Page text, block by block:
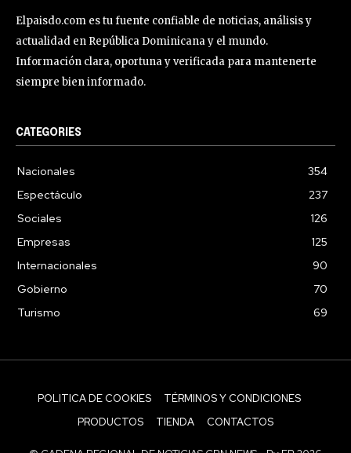
Elpaisdo.com es tu fuente confiable de noticias, análisis y
actualidad en República Dominicana y el mundo.
Información clara, oportuna y verificada para mantenerte
siempre bien informado.
CATEGORIES
Nacionales
354
Espectáculo
237
Sociales
126
Empresas
125
Internacionales
90
Gobierno
70
Turismo
69
POLITICA DE COOKIES
TÉRMINOS Y CONDICIONES
PRODUCTOS
TIENDA CONTACTOS